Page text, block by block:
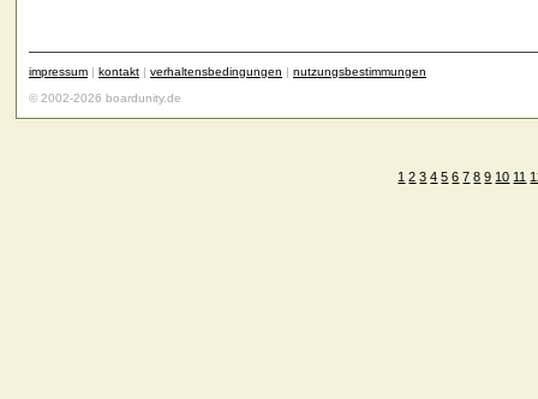
impressum | kontakt | verhaltensbedingungen | nutzungsbestimmungen
© 2002-2026 boardunity.de
1 2 3 4 5 6 7 8 9 10 11